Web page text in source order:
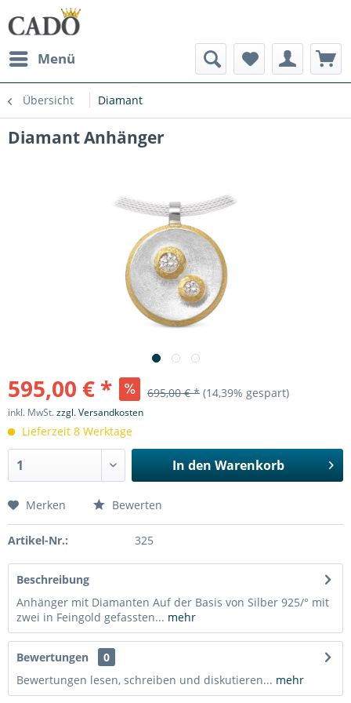
Menü
Übersicht Diamant
Diamant Anhänger
595,00 € * 695,00 € * (14,39% gespart)
inkl. MwSt.zzgl. Versandkosten
Lieferzeit 8 Werktage
In den Warenkorb
Merken Bewerten
Artikel-Nr.: 325
Beschreibung
Anhänger mit Diamanten Auf der Basis von Silber 925/° mit
zwei in Feingold gefassten... mehr
Bewertungen
0
Bewertungen lesen, schreiben und diskutieren... mehr